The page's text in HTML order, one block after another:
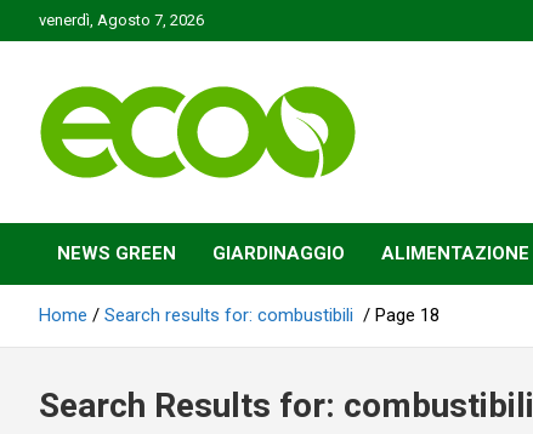
to
venerdì, Agosto 7, 2026
Ecoo.it
NEWS GREEN GIARDINAGGIO ALIMENTAZIONE
Home Search results for: combustibili Page 18
Search Results for: combustibili